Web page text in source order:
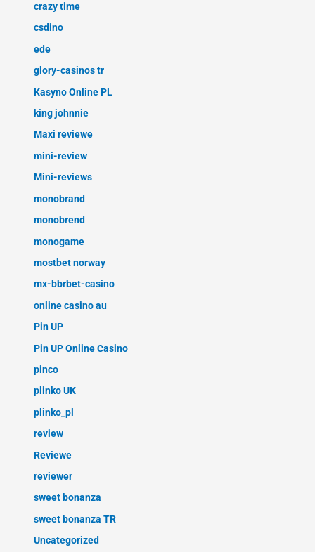
crazy time
csdino
ede
glory-casinos tr
Kasyno Online PL
king johnnie
Maxi reviewe
mini-review
Mini-reviews
monobrand
monobrend
monogame
mostbet norway
mx-bbrbet-casino
online casino au
Pin UP
Pin UP Online Casino
pinco
plinko UK
plinko_pl
review
Reviewe
reviewer
sweet bonanza
sweet bonanza TR
Uncategorized